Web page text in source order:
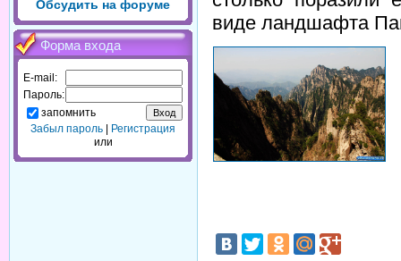
Обсудить на форуме
Форма входа
E-mail:
Пароль:
запомнить
Забыл пароль
Регистрация
или
виде ландшафта